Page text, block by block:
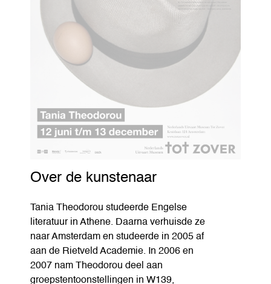
Over de kunstenaar
Tania Theodorou studeerde Engelse
literatuur in Athene. Daarna verhuisde ze
naar Amsterdam en studeerde in 2005 af
aan de Rietveld Academie. In 2006 en
2007 nam Theodorou deel aan
groepstentoonstellingen in W139,